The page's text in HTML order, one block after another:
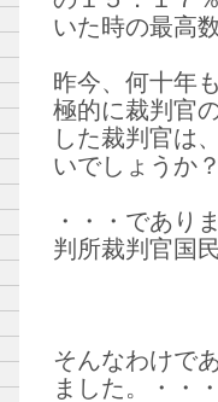
いた時の最高
昨今、何十年
極的に裁判官
した裁判官は
いでしょうか
・・・であり
判所裁判官国
そんなわけで
ました。・・